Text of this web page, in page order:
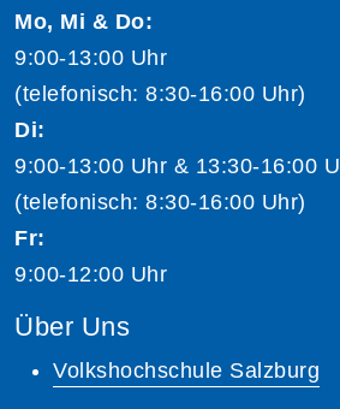
Mo, Mi & Do:
9:00-13:00 Uhr
(telefonisch: 8:30-16:00 Uhr)
Di:
9:00-13:00 Uhr & 13:30-16:00
(telefonisch: 8:30-16:00 Uhr)
Fr:
9:00-12:00 Uhr
Über Uns
Volkshochschule Salzburg